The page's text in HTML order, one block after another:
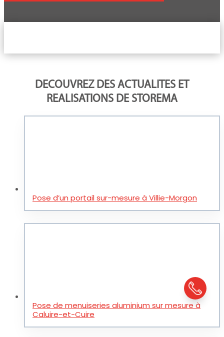
DECOUVREZ DES ACTUALITES ET
REALISATIONS DE STOREMA
Pose d’un portail sur-mesure à Villie-Morgon
Pose de menuiseries aluminium sur mesure à
Caluire-et-Cuire